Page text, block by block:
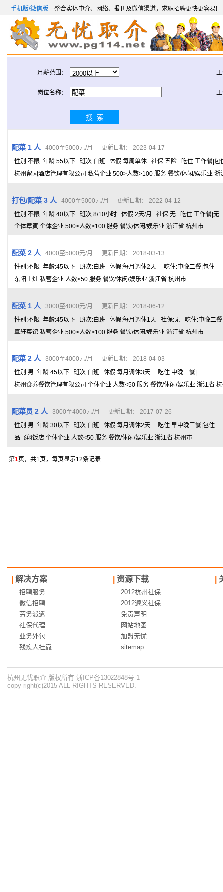
手机版\微信版 整合实体中介、网络、报刊及微信渠道，求职招聘更快更容易!
月薪范围：
岗位名称：
配菜 1 人
4000至5000元/月 更新日期： 2023-04-17
性别:不限 年龄:55以下 班次:白班 休假:每周单休 社保:五险 吃住:工作餐|包
杭州留园酒店管理有限公司 私营企业 500>人数>100 服务 餐饮/休闲/娱乐业 浙
打包/配菜 3 人
4000至5000元/月 更新日期： 2022-04-12
性别:不限 年龄:40以下 班次:8/10小时 休假:2天/月 社保:无 吃住:工作餐|无
个体章寅 个体企业 500>人数>100 服务 餐饮/休闲/娱乐业 浙江省 杭州市
配菜 2 人
4000至5000元/月 更新日期： 2018-03-13
性别:不限 年龄:45以下 班次:白班 休假:每月调休2天 吃住:中晚二餐|包住
东阳土灶 私营企业 人数<50 服务 餐饮/休闲/娱乐业 浙江省 杭州市
配菜 1 人
3000至4000元/月 更新日期： 2018-06-12
性别:不限 年龄:45以下 班次:白班 休假:每月调休1天 社保:无 吃住:中晚二餐|
真轩菜馆 私营企业 500>人数>100 服务 餐饮/休闲/娱乐业 浙江省 杭州市
配菜 2 人
3000至4000元/月 更新日期： 2018-04-03
性别:男 年龄:45以下 班次:白班 休假:每月调休3天 吃住:中晚二餐|
杭州食养餐饮管理有限公司 个体企业 人数<50 服务 餐饮/休闲/娱乐业 浙江省
配菜员 2 人
3000至4000元/月 更新日期： 2017-07-26
性别:男 年龄:30以下 班次:白班 休假:每月调休2天 吃住:早中晚三餐|包住
品飞翔饭店 个体企业 人数<50 服务 餐饮/休闲/娱乐业 浙江省 杭州市
第1页，共1页，每页显示12条记录
解决方案 资源下载
招聘服务
微信招聘
劳务派遣
社保代理
业务外包
残疾人挂靠
2012杭州社保
2012遵义社保
免责声明
网站地图
加盟无忧
sitemap
杭州无忧职介 版权所有 浙ICP备13022848号-1
copy-right(c)2015 ALL RIGHTS RESERVED.